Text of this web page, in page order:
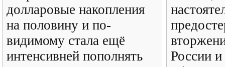
долларовые накопления
на половину и по-
видимому стала ещё
интенсивней пополнять
России